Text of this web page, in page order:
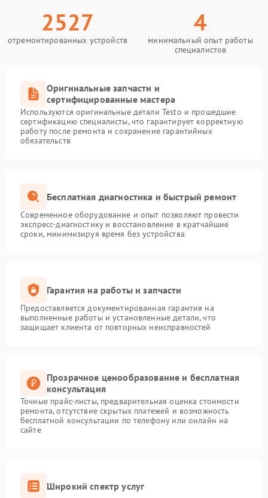
2527
отремонтированных устройств
4
минимальный опыт работы
специалистов
Оригинальные запчасти и
сертифицированные мастера
Используются оригинальные детали Testo и прошедшие
сертификацию специалисты, что гарантирует корректную
работу после ремонта и сохранение гарантийных
обязательств
Бесплатная диагностика и быстрый ремонт
Современное оборудование и опыт позволяют провести
экспресс-диагностику и восстановление в кратчайшие
сроки, минимизируя время без устройства
Гарантия на работы и запчасти
Предоставляется документированная гарантия на
выполненные работы и установленные детали, что
защищает клиента от повторных неисправностей
Прозрачное ценообразование и бесплатная
консультация
Точные прайс-листы, предварительная оценка стоимости
ремонта, отсутствие скрытых платежей и возможность
бесплатной консультации по телефону или онлайн на
сайте
Широкий спектр услуг